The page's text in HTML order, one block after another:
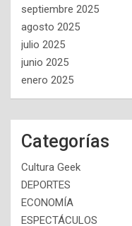
septiembre 2025
agosto 2025
julio 2025
junio 2025
enero 2025
Categorías
Cultura Geek
DEPORTES
ECONOMÍA
ESPECTÁCULOS